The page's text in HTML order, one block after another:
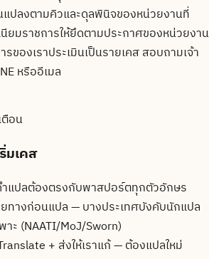
ปลงตามคิวและดุลพินิจของหน่วยงานที่
ยมราชการให้ยึดตามประกาศของหน่วยงาน
ของเราประเมินเป็นรายเคส สอบถามเจ้า
หรืออีเมล
ตือน
มเคส
แปลต้องตรงกับพาสปอร์ตทุกตัวอักษร
ทางก่อนแปล — บางประเทศบังคับนักแปล
าะ (NAATI/MoJ/Sworn)
+ ส่งให้เราแก้ — ต้องแปลใหม่